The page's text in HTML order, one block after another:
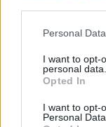
Personal
I want to opt-
personal data.
Opted In
I want to opt-
Personal Data.
sukupolven
QLED-televisiot,
elämyksellistä.